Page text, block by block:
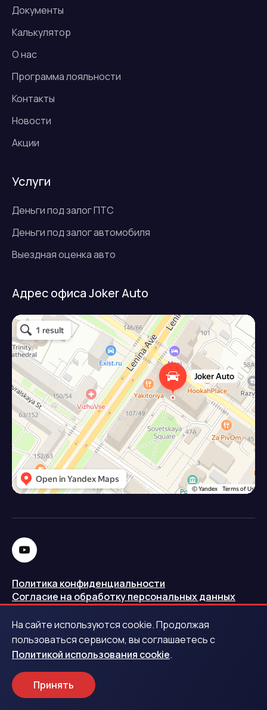
Документы
Калькулятор
О нас
Программа лояльности
Контакты
Новости
Акции
Услуги
Деньги под залог ПТС
Деньги под залог автомобиля
Выездная оценка авто
Адрес офиса Joker Auto
Джокер авто
Займ под залог авто в Подольске
Микрофинансовая организация в Подольске
Политика конфиденциальности
Согласие на обработку персональных данных
Политика использования cookie
Запись в реестре операторов персональных данных
РКН
Центральный банк Российской Федерации
На сайте используются cookie. Продолжая
пользоваться сервисом, вы соглашаетесь с
Политикой использования cookie.
Принять